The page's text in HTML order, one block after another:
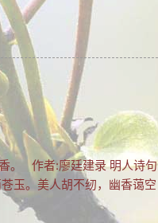
。 作者:廖廷建录 明人诗句
玉。美人胡不纫，幽香蔼空